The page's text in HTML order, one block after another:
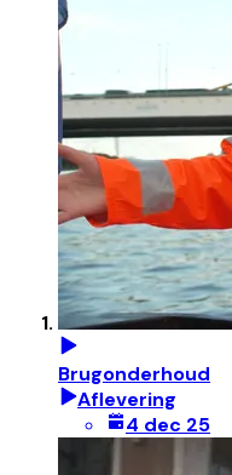
Brugonderhoud
Aflevering
4 dec 25